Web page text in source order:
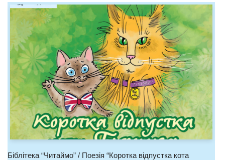
Біблітека “Читаймо” / Поезія “Коротка відпустка кота